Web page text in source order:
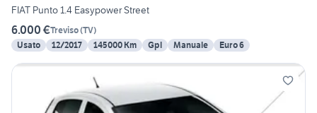
FIAT Punto 1.4 Easypower Street
6.000 €Treviso(TV)
Usato
12/2017 145000 Km Gpl Manuale Euro 6